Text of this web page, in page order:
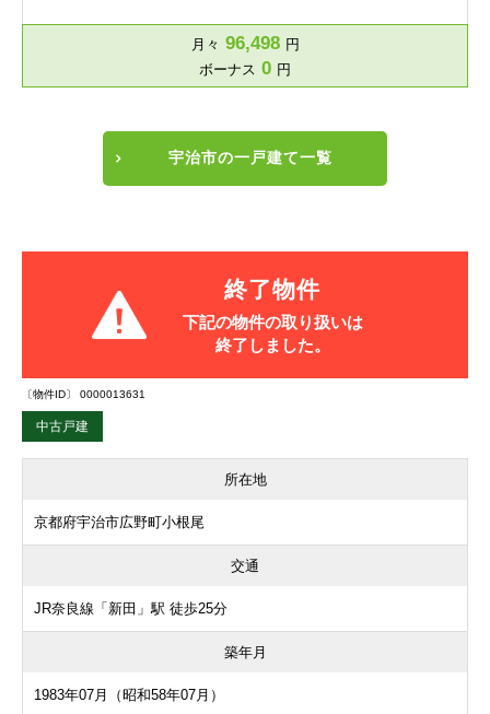
月々 96,498 円
ボーナス 0 円
宇治市の一戸建て一覧
終了物件
下記の物件の取り扱いは
終了しました。
〔物件ID〕 0000013631
中古戸建
所在地
京都府宇治市広野町小根尾
交通
JR奈良線「新田」駅 徒歩25分
築年月
1983年07月（昭和58年07月）